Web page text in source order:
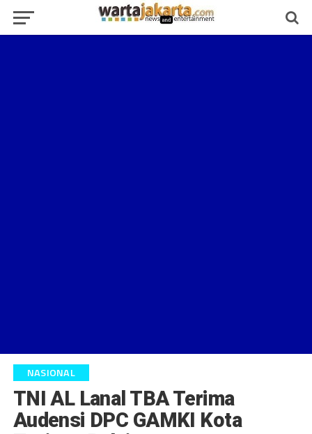
NASIONAL
TNI AL Lanal TBA Terima
Audensi DPC GAMKI Kota